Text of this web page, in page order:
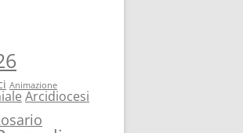
Animazione
Arcidiocesi